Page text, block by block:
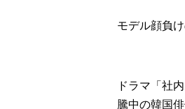
モデル顔負
ドラマ「社
騰中の韓国俳